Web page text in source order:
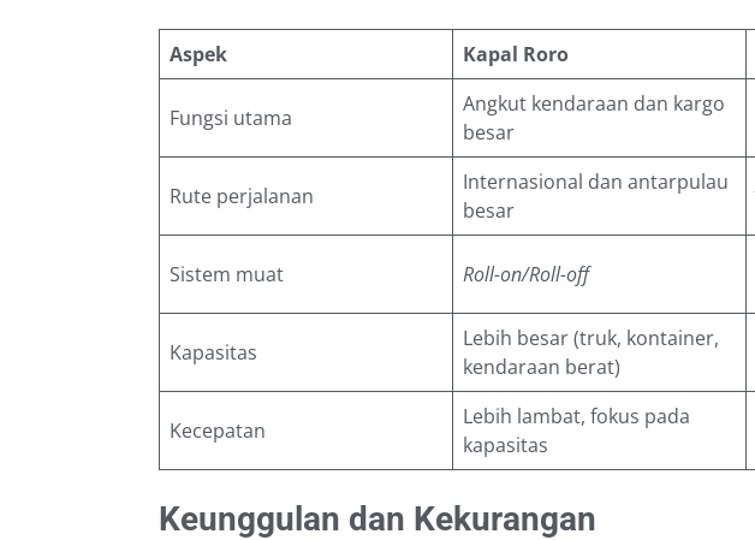
Aspek Kapal Roro
Fungsi utama
Angkut kendaraan dan kargo
besar
Rute perjalanan
Internasional dan antarpulau
besar
Sistem muat Roll-on/Roll-off
Kapasitas
Lebih besar (truk, kontainer,
kendaraan berat)
Kecepatan
Lebih lambat, fokus pada
kapasitas
Keunggulan dan Kekurangan